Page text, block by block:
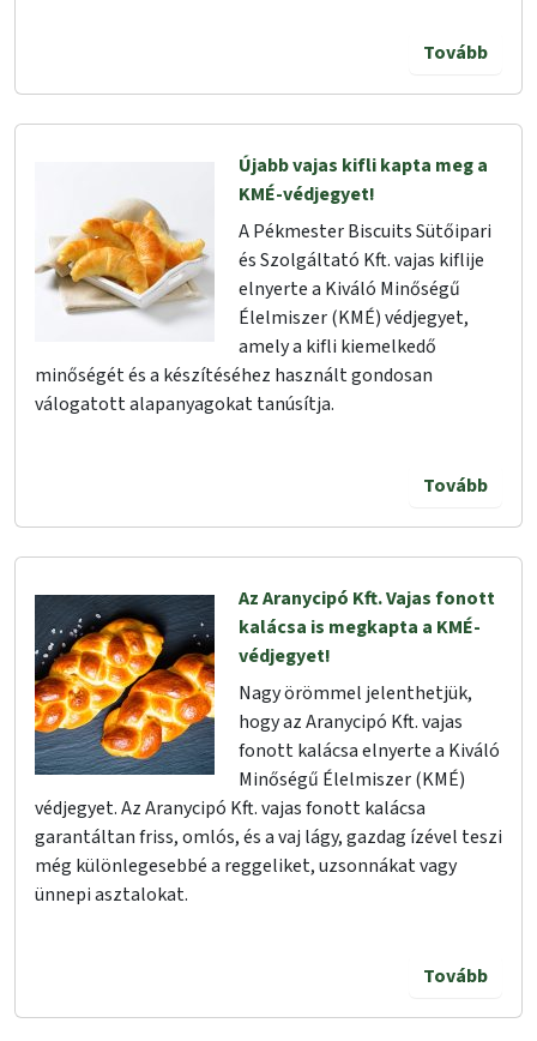
Tovább
Újabb vajas kifli kapta meg a
KMÉ-védjegyet!
A Pékmester Biscuits Sütőipari
és Szolgáltató Kft. vajas kiflije
elnyerte a Kiváló Minőségű
Élelmiszer (KMÉ) védjegyet,
amely a kifli kiemelkedő
minőségét és a készítéséhez használt gondosan
válogatott alapanyagokat tanúsítja.
Tovább
Az Aranycipó Kft. Vajas fonott
kalácsa is megkapta a KMÉ-
védjegyet!
Nagy örömmel jelenthetjük,
hogy az Aranycipó Kft. vajas
fonott kalácsa elnyerte a Kiváló
Minőségű Élelmiszer (KMÉ)
védjegyet. Az Aranycipó Kft. vajas fonott kalácsa
garantáltan friss, omlós, és a vaj lágy, gazdag ízével teszi
még különlegesebbé a reggeliket, uzsonnákat vagy
ünnepi asztalokat.
Tovább